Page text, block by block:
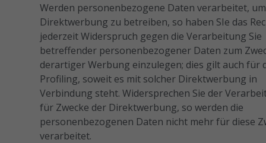
Werden personenbezogene Daten verarbeitet, um
Direktwerbung zu betreiben, so haben SIe das
jederzeit Widerspruch gegen die Verarbeitung Sie
betreffender personenbezogener Daten zum
derartiger Werbung einzulegen; dies gilt auch für
Profiling, soweit es mit solcher Direktwerbung in
Verbindung steht. Widersprechen Sie der
für Zwecke der Direktwerbung, so werden die
personenbezogenen Daten nicht mehr für diese
verarbeitet.